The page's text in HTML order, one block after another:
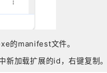
的manifest文件。
新加载扩展的id，右键复制。